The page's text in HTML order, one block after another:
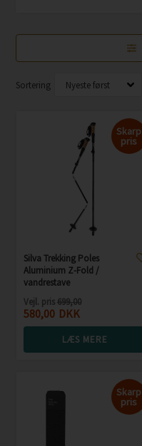
Sortering
Skarp
pris
Silva Trekking Poles
Aluminium Z-Fold /
vandrestave
Vejl. pris699,00
580,00 DKK
LÆS MERE
Skarp
pris